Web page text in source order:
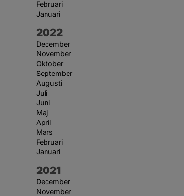
Februari
Januari
År:
2022
December
November
Oktober
September
Augusti
Juli
Juni
Maj
April
Mars
Februari
Januari
År:
2021
December
November